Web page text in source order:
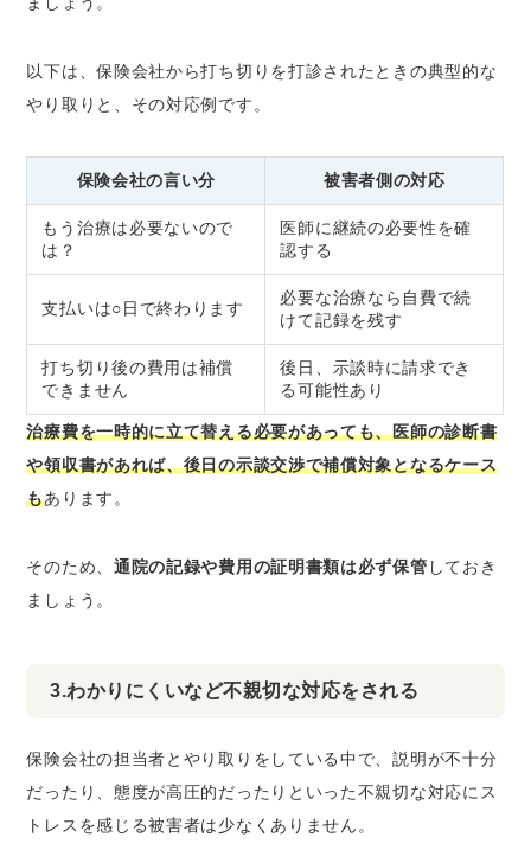
以下は、保険会社から打ち切りを打診されたときの典型的な
やり取りと、その対応例です。
保険会社の言い分 被害者側の対応
もう治療は必要ないので
は？
医師に継続の必要性を確
認する
支払いは○日で終わります
必要な治療なら自費で続
けて記録を残す
打ち切り後の費用は補償
できません
後日、示談時に請求でき
る可能性あり
治療費を一時的に立て替える必要があっても、医師の診断書
や領収書があれば、後日の示談交渉で補償対象となるケース
もあります。
そのため、 通院の記録や費用の証明書類は必ず保管 しておき
ましょう。
3.わかりにくいなど不親切な対応をされる
保険会社の担当者とやり取りをしている中で、説明が不十分
だったり、態度が高圧的だったりといった不親切な対応にス
トレスを感じる被害者は少なくありません。